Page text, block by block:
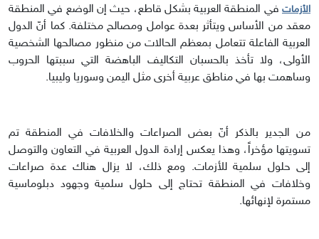
الأزمات في المنطقة العربية بشكل قاطع، حيث إن الوضع في المنطقة
معقد من الأساس ويتأثر بعدة عوامل ومصالح مختلفة. كما أنّ الدول
العربية الفاعلة تتعامل بمعظم الحالات من منظور مصالحها الشخصية
الأولى، ولا تأخذ بالحسبان التكاليف الباهضة التي سببتها الحروب
وساهمت بها في مناطق عربية أخرى مثل اليمن وسوريا وليبيا.
من الجدير بالذكر أنّ بعض الصراعات والخلافات في المنطقة تم
تسويتها مؤخراً، وهذا يعكس إرادة الدول العربية في التعاون والتوصل
إلى حلول سلمية للأزمات. ومع ذلك، لا يزال هناك عدة صراعات
وخلافات في المنطقة تحتاج إلى حلول سلمية وجهود دبلوماسية
مستمرة لإنهائها.